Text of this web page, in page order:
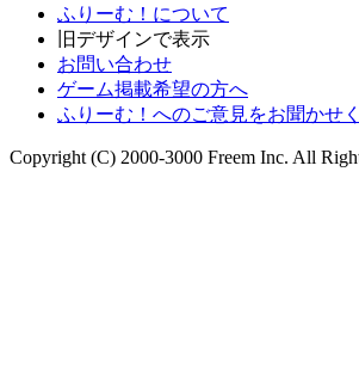
ふりーむ！について
旧デザインで表示
お問い合わせ
ゲーム掲載希望の方へ
ふりーむ！へのご意見をお聞かせ
Copyright (C) 2000-3000 Freem Inc. All